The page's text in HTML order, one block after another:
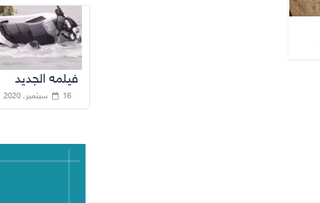
فيلمه الجديد
16 سبتمبر، 2020